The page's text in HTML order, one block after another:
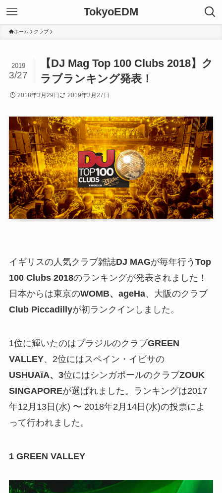
TokyoEDM
ホーム クラブ
【DJ Mag Top 100 Clubs 2018】ク
ラブランキング発表！
2019
3/27
2018年3月29日 2019年3月27日
イギリスの人気クラブ雑誌DJ MAGが毎年行う Top
100 Clubs 2018のランキングが発表されました！
日本からは東京のWOMB、ageHa、大阪のクラブ
Club Piccadillyが初ランクインしました。
1位に輝いたのはブラジルのクラブGREEN
VALLEY、2位にはスペイン・イビサの
USHUAïA、3位にはシンガポールのクラブZOUK
SINGAPOREが選ばれました。ランキングは2017
年12月13日(水) 〜 2018年2月14日(水)の投票によ
って行われました。
1 GREEN VALLEY